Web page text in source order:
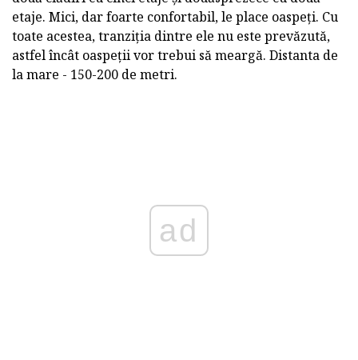
etaje. Mici, dar foarte confortabil, le place oaspeți. Cu
toate acestea, tranziția dintre ele nu este prevăzută,
astfel încât oaspeții vor trebui să meargă. Distanta de
la mare - 150-200 de metri.
ad